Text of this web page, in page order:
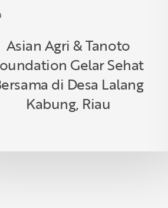
Asian Agri & Tanoto
Gelar Sehat
di Desa Lalang
Kabung, Riau